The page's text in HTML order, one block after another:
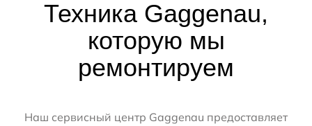
Техника Gaggenau,
которую мы
ремонтируем
Наш сервисный центр Gaggenau предоставляет